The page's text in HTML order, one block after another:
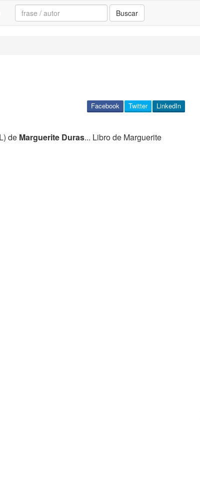
Search: Buscar
LinkedIn
Twitter
Facebook
de Marguerite Duras... Libro de Marguerite